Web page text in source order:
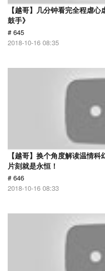
【越哥】几分钟看完全程虐
鼓手》
# 645
2018-10-16 08:35
【越哥】换个角度解读温情
片刻就是永恒！
# 646
2018-10-16 08:33